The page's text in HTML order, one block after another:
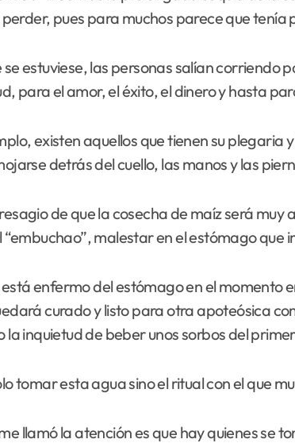
pues para muchos parece que tenía
estuviese, las personas salían
para el amor, el éxito, el dinero y hasta
existen aquellos que tienen su
detrás del cuello, las manos y las
de que la cosecha de maíz será
“embuchao”, malestar en el estómago que
está enfermo del estómago en el momento
curado y listo para otra apoteósica
la inquietud de beber unos sorbos del
tomar esta agua sino el ritual con el que
llamó la atención es que hay quienes se